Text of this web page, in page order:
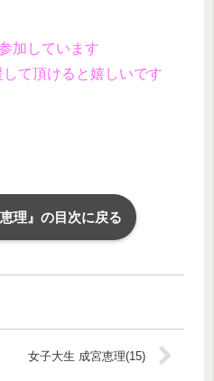
加しています
て頂けると嬉しいです
理』の目次に戻る
女子大生 成宮恵理(15)